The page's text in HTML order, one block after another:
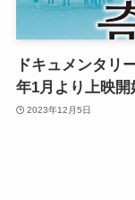
ドキュメンタリ
年1月より上映開
2023年12月5日